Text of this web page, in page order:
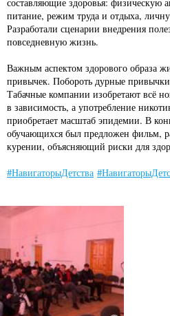
составляющие здоровья: физическую
питание, режим труда и отдыха,
Разработали сценарии внедрения
повседневную жизнь.
Важным аспектом здорового образа
привычек. Побороть дурные привычки
Табачные компании изобретают всё
в зависимость, а употребление
приобретает масштаб эпидемии. В
обучающихся был предложен фильм,
курении, объясняющий риски для
#НавигаторыДетства